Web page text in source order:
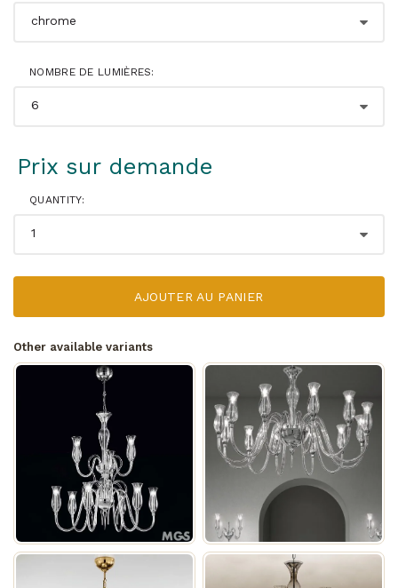
NOMBRE DE LUMIÈRES:
Prix ​​sur demande
QUANTITY:
AJOUTER AU PANIER
Other available variants